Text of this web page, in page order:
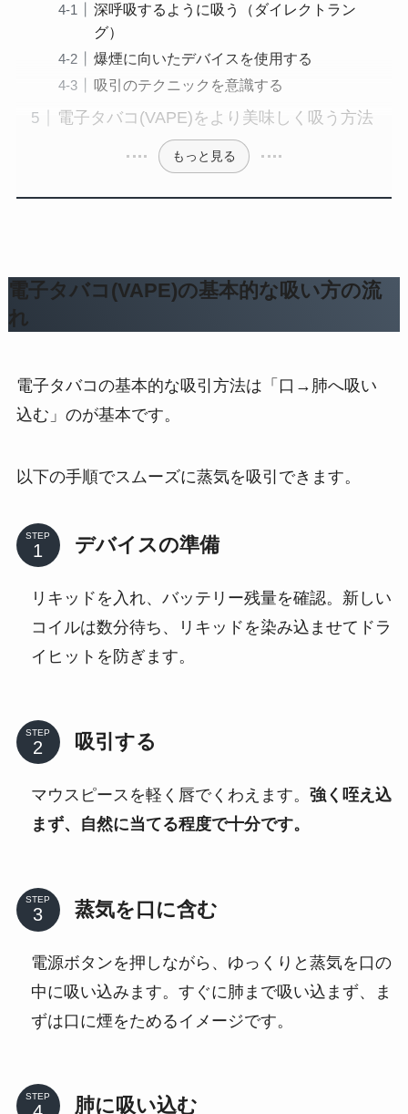
深呼吸するように吸う（ダイレクトラン
グ）
爆煙に向いたデバイスを使用する
吸引のテクニックを意識する
電子タバコ(VAPE)をより美味しく吸う方法
もっと見る
電子タバコ(VAPE)の基本的な吸い方の流
れ
電子タバコの基本的な吸引方法は「口→肺へ吸い
込む」のが基本です。
以下の手順でスムーズに蒸気を吸引できます。
STEP デバイスの準備
リキッドを入れ、バッテリー残量を確認。新しい
コイルは数分待ち、リキッドを染み込ませてドラ
イヒットを防ぎます。
STEP 吸引する
マウスピースを軽く唇でくわえます。 強く咥え込
まず、自然に当てる程度で十分です。
STEP 蒸気を口に含む
電源ボタンを押しながら、ゆっくりと蒸気を口の
中に吸い込みます。すぐに肺まで吸い込まず、ま
ずは口に煙をためるイメージです。
STEP 肺に吸い込む